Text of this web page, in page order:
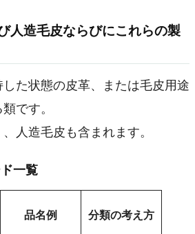
人造毛皮ならびにこれらの製
た状態の皮革、または毛皮用途
です。
人造毛皮も含まれます。
一覧
品名例 分類の考え方